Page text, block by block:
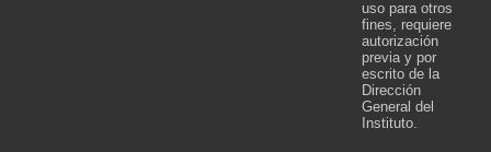
uso para otros
fines, requiere
autorización
previa y por
escrito de la
Dirección
General del
Instituto.